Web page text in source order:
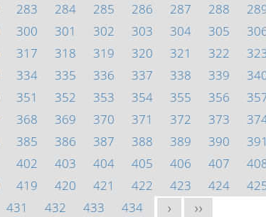
283 284 285 286 287 288
300 301 302 303 304 305
317 318 319 320 321 322
334 335 336 337 338 339
351 352 353 354 355 356
368 369 370 371 372 373
385 386 387 388 389 390 391
402 403 404 405 406 407
419 420 421 422 423 424
431 432 433 434 > >>